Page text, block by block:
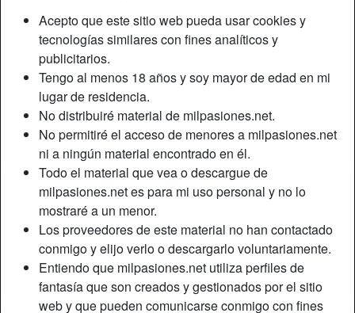
Acepto que este sitio web pueda usar cookies y
tecnologías similares con fines analíticos y
publicitarios.
Tengo al menos 18 años y soy mayor de edad en mi
lugar de residencia.
No distribuiré material de milpasiones.net.
No permitiré el acceso de menores a milpasiones.net
ni a ningún material encontrado en él.
Todo el material que vea o descargue de
milpasiones.net es para mi uso personal y no lo
mostraré a un menor.
Los proveedores de este material no han contactado
conmigo y elijo verlo o descargarlo voluntariamente.
Entiendo que milpasiones.net utiliza perfiles de
fantasía que son creados y gestionados por el sitio
web y que pueden comunicarse conmigo con fines
Apodo:
Soytufresa
Edad:
País:
España
Provincia:
Madrid
Género:
Mujer